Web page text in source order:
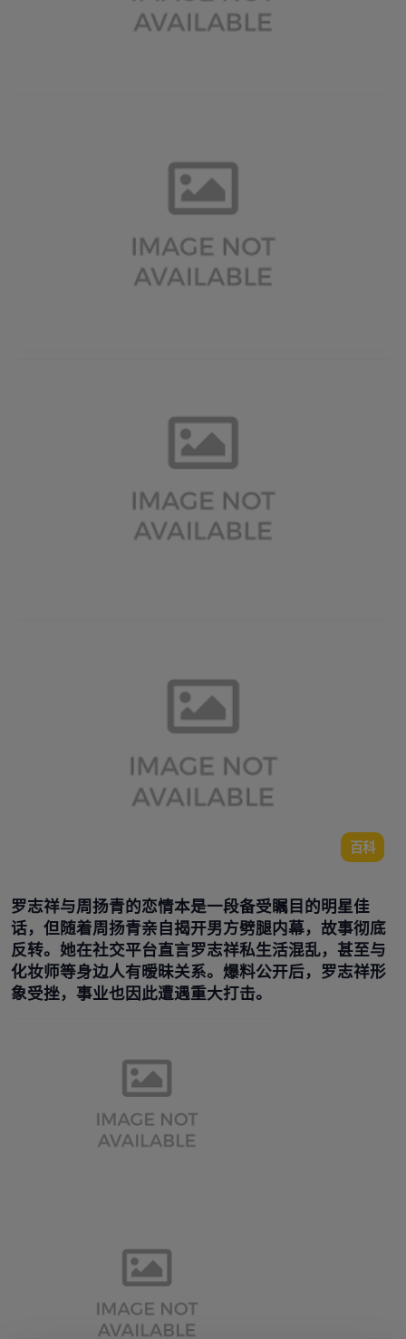
百科
罗志祥与周扬青的恋情本是一段备受瞩目的明星佳
话，但随着周扬青亲自揭开男方劈腿内幕，故事彻底
反转。她在社交平台直言罗志祥私生活混乱，甚至与
化妆师等身边人有暧昧关系。爆料公开后，罗志祥形
象受挫，事业也因此遭遇重大打击。